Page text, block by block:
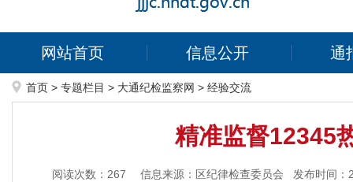
网站首页 信息公开 通
首页 > 专题栏目 > 大通纪检监察网 > 经验交流
精准监督12345
阅读次数： 267 信息来源：区纪律检查委员会 发布时间：